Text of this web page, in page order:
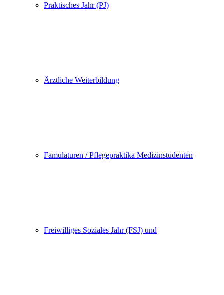
Praktisches Jahr (PJ)
Ärztliche Weiterbildung
Famulaturen / Pflegepraktika Medizinstudenten
Freiwilliges Soziales Jahr (FSJ) und